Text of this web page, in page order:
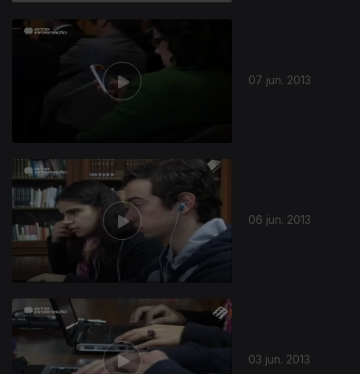
07 jun. 2013
06 jun. 2013
03 jun. 2013